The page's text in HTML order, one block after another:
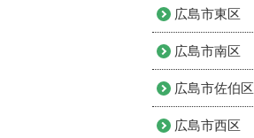
広島市東区
広島市南区
広島市佐伯区
広島市西区